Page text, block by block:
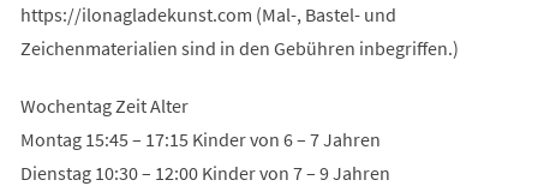
https://ilonagladekunst.com (Mal-, Bastel- und
Zeichenmaterialien sind in den Gebühren inbegriffen.)
Wochentag Zeit Alter
Montag 15:45 – 17:15 Kinder von 6 – 7 Jahren
Dienstag 10:30 – 12:00 Kinder von 7 – 9 Jahren